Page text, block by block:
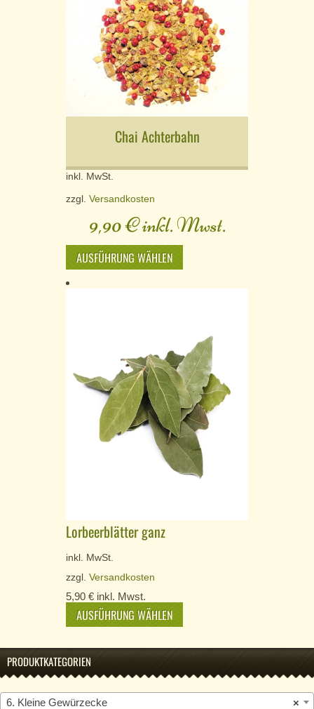
Chai Achterbahn
inkl. MwSt.
zzgl. Versandkosten
9,90€inkl. Mwst.
AUSFÜHRUNG WÄHLEN
Lorbeerblätter ganz
inkl. MwSt.
zzgl. Versandkosten
5,90 € inkl. Mwst.
AUSFÜHRUNG WÄHLEN
PRODUKTKATEGORIEN
×
6. Kleine Gewürzecke